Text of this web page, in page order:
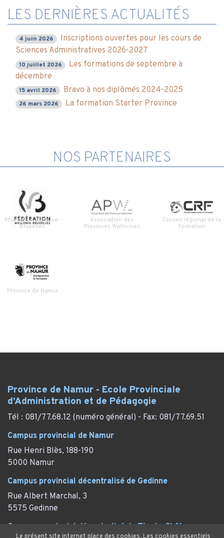
LES DERNIÈRES ACTUALITÉS
4 juin 2026
Inscriptions ouvertes pour les cours de
Sciences Administratives 2026-2027
10 juillet 2026
Les formations de septembre à
décembre
15 avril 2026 Bravo à nos diplômés 2024-2025
26 mars 2026 La formation Starter Province
NOS PARTENAIRES
Fédération Wallonie-
Bruxelles
Association des
Provinces Wallonnes
Conseil régional de la
Formation
Province de Namur
Province de Namur - Ecole Provinciale
d’Administration et de Pédagogie
Tél : 081/77.68.12 (numéro général) - Fax: 081/77.69.51
Campus provincial de Namur
Rue Henri Blès, 188-190
5000 Namur
Campus provincial décentralisé de Gedinne
Rue Albert Marchal, 3
5575 Gedinne
Campus provincial décentralisé de Thy-le-Château